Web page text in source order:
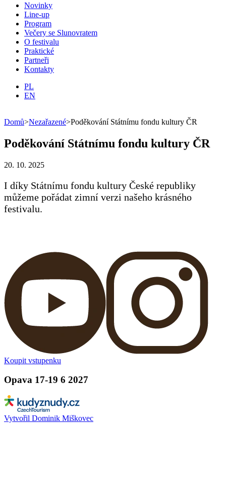
Novinky
Line-up
Program
Večery se Slunovratem
O festivalu
Praktické
Partneři
Kontakty
PL
EN
Domů>Nezařazené>Poděkování Státnímu fondu kultury ČR
Poděkování Státnímu fondu kultury ČR
20. 10. 2025
I díky Státnímu fondu kultury České republiky
můžeme pořádat zimní verzi našeho krásného
festivalu.
Koupit vstupenku
Opava 17-19 6 2027
Vytvořil Dominik Miškovec